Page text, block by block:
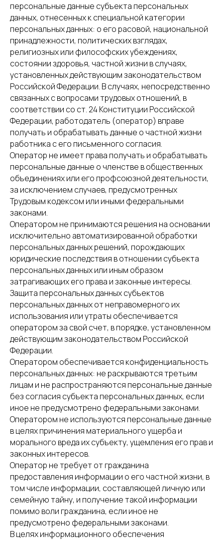
персональные данные субъекта персональных
данных, отнесенных к специальной категории
персональных данных: о его расовой, национальной
принадлежности, политических взглядах,
религиозных или философских убеждениях,
состоянии здоровья, частной жизни в случаях,
установленных действующим законодательством
Российской Федерации. В случаях, непосредственно
связанных с вопросами трудовых отношений, в
соответствии со ст. 24 Конституции Российской
Федерации, работодатель (оператор) вправе
получать и обрабатывать данные о частной жизни
работника с его письменного согласия.
Оператор не имеет права получать и обрабатывать
персональные данные о членстве в общественных
объединениях или его профсоюзной деятельности,
за исключением случаев, предусмотренных
Трудовым кодексом или иными федеральными
законами.
Оператором не принимаются решения на основании
исключительно автоматизированной обработки
персональных данных решений, порождающих
юридические последствия в отношении субъекта
персональных данных или иным образом
затрагивающих его права и законные интересы.
Защита персональных данных субъектов
персональных данных от неправомерного их
использования или утраты обеспечивается
оператором за свой счет, в порядке, установленном
действующим законодательством Российской
Федерации.
Оператором обеспечивается конфиденциальность
персональных данных: не раскрываются третьим
лицам и не распространяются персональные данные
без согласия субъекта персональных данных, если
иное не предусмотрено федеральными законами.
Оператором не используются персональные данные
в целях причинения материального ущерба и
морального вреда их субъекту, ущемления его прав и
законных интересов.
Оператор не требует от гражданина
предоставления информации о его частной жизни, в
том числе информации, составляющей личную или
семейную тайну, и получение такой информации
помимо воли гражданина, если иное не
предусмотрено федеральными законами.
В целях информационного обеспечения